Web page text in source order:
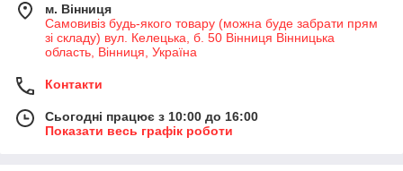
м. Вінниця
Самовивіз будь-якого товару (можна буде забрати прям
зі складу) вул. Келецька, б. 50 Вінниця Вінницька
область, Вінниця, Україна
Контакти
Сьогодні працює з 10:00 до 16:00
Показати весь графік роботи